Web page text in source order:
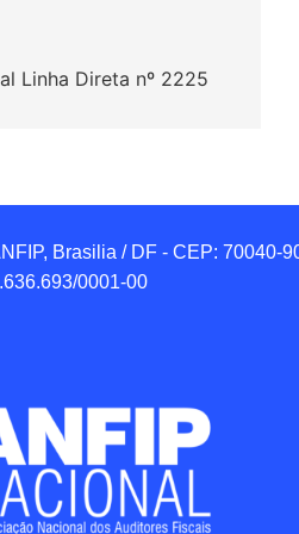
Linha Direta nº 2225
Brasilia / DF - CEP: 70040-
0001-00